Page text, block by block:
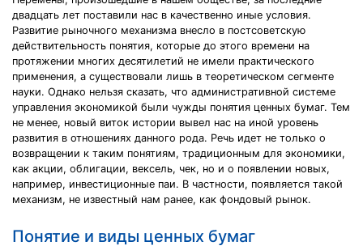
двадцать лет поставили нас в качественно иные условия.
Развитие рыночного механизма внесло в постсоветскую
действительность понятия, которые до этого времени на
протяжении многих десятилетий не имели практического
применения, а существовали лишь в теоретическом сегменте
науки. Однако нельзя сказать, что административной системе
управления экономикой были чужды понятия ценных бумаг. Тем
не менее, новый виток истории вывел нас на иной уровень
развития в отношениях данного рода. Речь идет не только о
возвращении к таким понятиям, традиционным для экономики,
как акции, облигации, вексель, чек, но и о появлении новых,
например, инвестиционные паи. В частности, появляется такой
механизм, не известный нам ранее, как фондовый рынок.
Понятие и виды ценных бумаг